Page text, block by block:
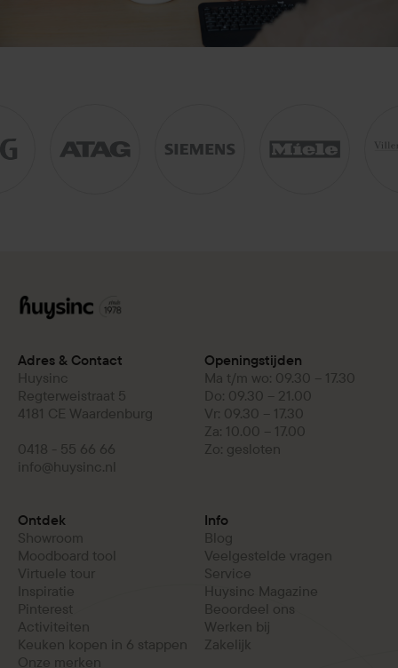
Adres & Contact
Huysinc
Regterweistraat 5
4181 CE Waardenburg
0418 - 55 66 66
info@huysinc.nl
Openingstijden
Ma t/m wo: 09.30 – 17.30
Do: 09.30 – 21.00
Vr: 09.30 – 17.30
Za: 10.00 – 17.00
Zo: gesloten
Ontdek
Showroom
Moodboard tool
Virtuele tour
Inspiratie
Pinterest
Activiteiten
Keuken kopen in 6 stappen
Onze merken
Info
Blog
Veelgestelde vragen
Service
Huysinc Magazine
Beoordeel ons
Werken bij
Zakelijk